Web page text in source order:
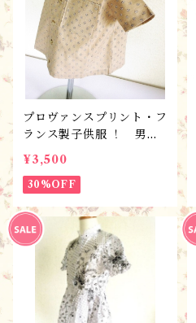
プロヴァンスプリント・フ
ランス製子供服 ！ 男女
児兼用 セーラーカラー・
ブラウス・マリンプロヴァ
ンサル/90サイズ（2歳
¥3,500
30%OFF